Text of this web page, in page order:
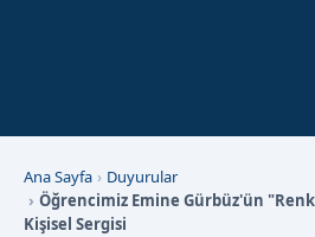
Ana Sayfa
Duyurular
Öğrencimiz Emine Gürbüz'ün
Kişisel Sergisi